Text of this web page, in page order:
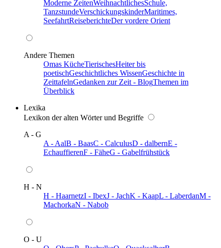
Moderne ZeitenWeihnachtlichesSchule,
TanzstundeVerschickungskinderMaritimes,
SeefahrtReiseberichteDer vordere Orient
Andere Themen
Omas KücheTierischesHeiter bis
poetischGeschichtliches WissenGeschichte in
ZeittafelnGedanken zur Zeit - BlogThemen im
Überblick
Lexika
Lexikon der alten Wörter und Begriffe
A - G
A - AalB - BaasC - CalculusD - dalbernE -
EchauffierenF - FäheG - Gabelfrühstück
H - N
H - HaarnetzI - IbexJ - JachK - KaapL - LaberdanM -
MachorkaN - Nabob
O - U